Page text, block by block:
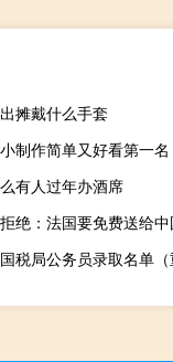
摊戴什么手套
制作简单又好看第一
有人过年办酒席
绝：法国要免费送给
税局公务员录取名单（